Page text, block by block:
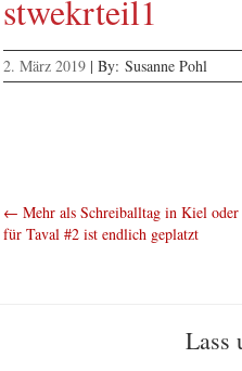
stwekrteil1
2. März 2019 | By: Susanne Pohl
← Mehr als Schreiballtag in Kiel
für Taval #2 ist endlich geplatzt
Lass